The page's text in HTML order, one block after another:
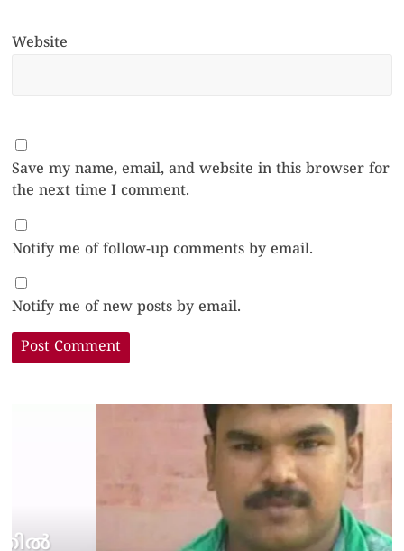
Website
Save my name, email, and website in this browser for
the next time I comment.
Notify me of follow-up comments by email.
Notify me of new posts by email.